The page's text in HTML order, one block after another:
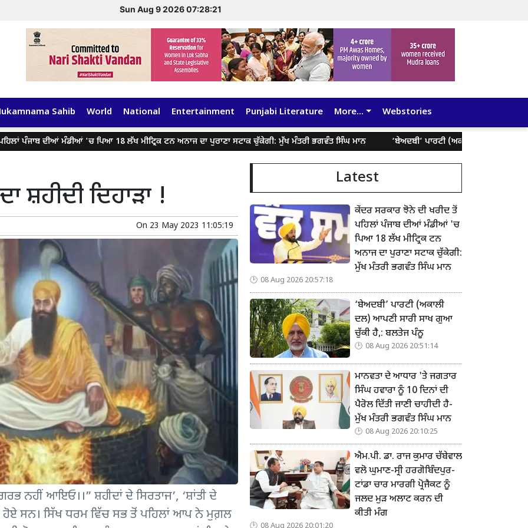
Sun Aug 9 2026 07:28:21
Sahib World National Entertainment Punjabi Literature More... Webstories
ਦੀਆਂ ਮੰਡੀਆਂ 'ਚ ਪਿਆ 18 ਲੱਖ ਮੀਟ੍ਰਿਕ ਟਨ ਅਨਾਜ ਦਾ ਪੁਰਾਣਾ ਸਟਾਕ ਚੁੱਕੇਗੀ: ਮੁੱਖ ਮੰਤਰੀ ਭਗਵੰਤ ਸਿੰਘ ਮਾਨ ‘ਬੇਅਦਬੀ’ ਪਾਰਟੀ (ਅਕਾਲੀ ਦਲ) ਆਪਣੀ ਸਾਰੀ
ਸ਼ਹੀਦੀ ਦਿਹਾੜਾ !
On 23 May 2023 11:05:19
ਨਹੀਂ ਆਇਓ।।” ਸ਼ਹੀਦਾਂ ਦੇ ਸਿਰਤਾਜ’, ‘ਸ਼ਾਂਤੀ ਦੇ
ਹੋਏ ਸਨ। ਸਿੱਖ ਧਰਮ ਵਿੱਚ ਸਭ ਤੋਂ ਪਹਿਲਾਂ ਆਪ ਨੇ ਮੁਗ਼ਲ
Latest
ਕੇਂਦਰ ਸਰਕਾਰ ਝੋਨੇ ਦੀ ਖਰੀਦ ਤੋਂ
ਪਹਿਲਾਂ ਪੰਜਾਬ ਦੀਆਂ ਮੰਡੀਆਂ 'ਚ
ਪਿਆ 18 ਲੱਖ ਮੀਟ੍ਰਿਕ ਟਨ
ਅਨਾਜ ਦਾ ਪੁਰਾਣਾ ਸਟਾਕ ਚੁੱਕੇਗੀ:
ਮੁੱਖ ਮੰਤਰੀ ਭਗਵੰਤ ਸਿੰਘ ਮਾਨ
08 Aug 2026 20:57:18
‘ਬੇਅਦਬੀ’ ਪਾਰਟੀ (ਅਕਾਲੀ
ਦਲ) ਆਪਣੀ ਸਾਰੀ ਸਾਖ ਗੁਆ
ਚੁੱਕੀ ਹੈ,: ਬਲਤੇਜ ਪੰਨੂ
08 Aug 2026 20:51:14
ਮਾਨਵਤਾ ਦੇ ਆਧਾਰ 'ਤੇ ਜਗਤਾਰ
ਸਿੰਘ ਹਵਾਰਾ ਨੂੰ 10 ਦਿਨਾਂ ਦੀ
ਪੈਰੋਲ ਦਿੱਤੀ ਜਾਣੀ ਚਾਹੀਦੀ ਹੈ-
ਮੁੱਖ ਮੰਤਰੀ ਭਗਵੰਤ ਸਿੰਘ ਮਾਨ
08 Aug 2026 20:10:25
ਐਮ.ਪੀ. ਡਾ. ਰਾਜ ਕੁਮਾਰ ਚੱਬੇਵਾਲ
ਵਲੋ ਘੁਮਾਣ-ਸ੍ਰੀ ਹਰਗੋਬਿੰਦਪੁਰ-
ਟਾਂਡਾ ਚਾਰ ਮਾਰਗੀ ਪ੍ਰੋਜੈਕਟ ਨੂੰ
ਜਲਦ ਮੁੜ ਅਲਾਟ ਕਰਨ ਦੀ
ਕੀਤੀ ਮੰਗ